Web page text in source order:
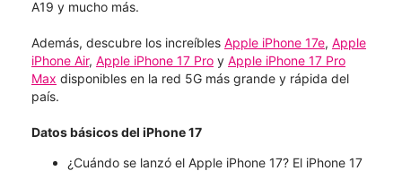
A19 y mucho más.
Además, descubre los increíbles Apple iPhone 17e, Apple
iPhone Air, Apple iPhone 17 Pro y Apple iPhone 17 Pro
Max disponibles en la red 5G más grande y rápida del
país.
Datos básicos del iPhone 17
¿Cuándo se lanzó el Apple iPhone 17? El iPhone 17